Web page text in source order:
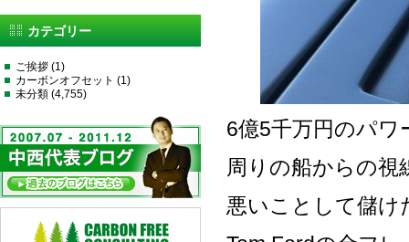
6億5千万円のパ
周りの船からの視
悪いことして儲け
カテゴリー
ご挨拶 (1)
カーボンオフセット (1)
未分類 (4,755)